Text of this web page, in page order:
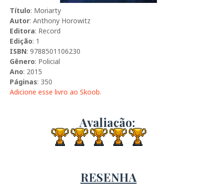
Título: Moriarty
Autor: Anthony Horowitz
Editora: Record
Edição: 1
ISBN: 9788501106230
Gênero: Policial
Ano: 2015
Páginas: 350
Adicione esse livro ao Skoob.
Avaliação:
RESENHA